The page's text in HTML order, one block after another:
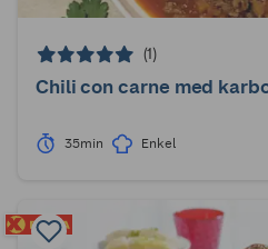
(1)
Chili con carne med
35min Enkel